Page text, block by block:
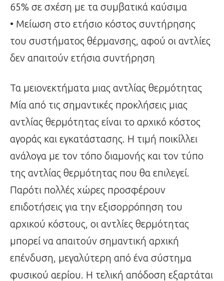
65% σε σχέση με τα συμβατικά καύσιμα
• Μείωση στο ετήσιο κόστος συντήρησης
του συστήματος θέρμανσης, αφού οι αντλίες
δεν απαιτούν ετήσια συντήρηση
Τα μειονεκτήματα μιας αντλίας θερμότητας
Μία από τις σημαντικές προκλήσεις μιας
αντλίας θερμότητας είναι το αρχικό κόστος
αγοράς και εγκατάστασης. Η τιμή ποικίλλει
ανάλογα με τον τόπο διαμονής και τον τύπο
της αντλίας θερμότητας που θα επιλεγεί.
Παρότι πολλές χώρες προσφέρουν
επιδοτήσεις για την εξισορρόπηση του
αρχικού κόστους, οι αντλίες θερμότητας
μπορεί να απαιτούν σημαντική αρχική
επένδυση, μεγαλύτερη από ένα σύστημα
φυσικού αερίου. Η τελική απόδοση εξαρτάται